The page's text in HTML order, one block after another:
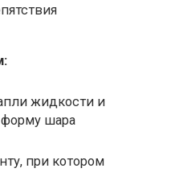
жидкости и
форму шара
при котором